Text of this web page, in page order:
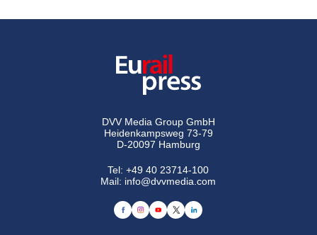
DVV Media Group GmbH
Heidenkampsweg 73-79
D-20097 Hamburg
Tel:+49 40 23714-100
Mail: info@dvvmedia.com